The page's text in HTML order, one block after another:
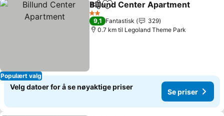
Populært valg
Del Legg til i favoritter
Billund Center Apartment
2 Stjerner
9,1 Fantastisk
329
0.7 km til Legoland Theme Park
Velg datoer for å se nøyaktige priser
Se priser